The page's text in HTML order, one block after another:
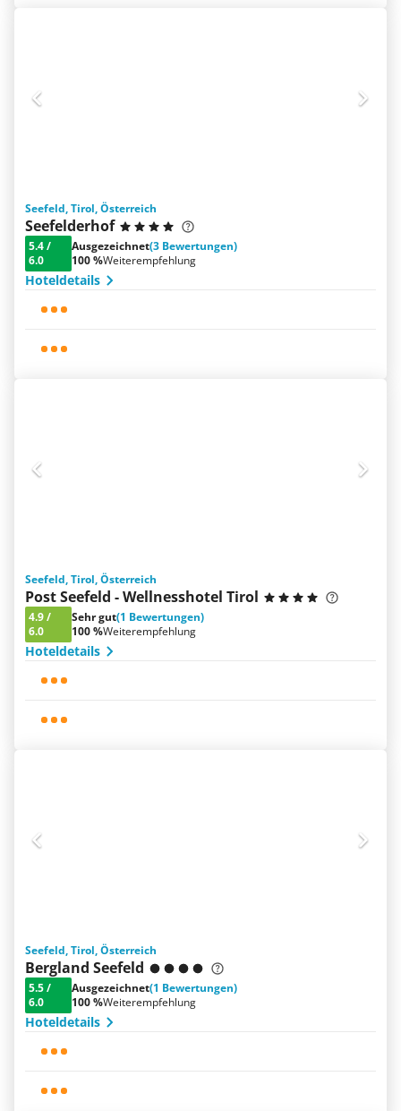
Seefeld, Tirol, Österreich
Seefelderhof
5.4/
6.0
Ausgezeichnet(3 Bewertungen)
100 %Weiterempfehlung
Hoteldetails
Seefeld, Tirol, Österreich
Post Seefeld - Wellnesshotel Tirol
4.9/
6.0
Sehr gut(1 Bewertungen)
100 %Weiterempfehlung
Hoteldetails
Seefeld, Tirol, Österreich
Bergland Seefeld
5.5/
6.0
Ausgezeichnet(1 Bewertungen)
100 %Weiterempfehlung
Hoteldetails